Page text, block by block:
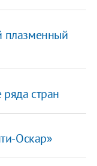
плазменный
стран
Оскар»